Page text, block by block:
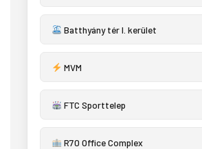
Batthyány tér I. kerület
MVM
FTC Sporttelep
R70 Office Complex